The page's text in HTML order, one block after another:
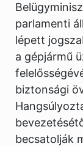
parlamenti
lépett
a gépjármű
biztonsági
becsatolják